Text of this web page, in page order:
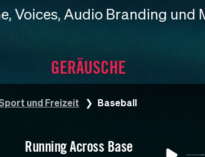
Voices, Audio Branding und
GERÄUSCHE
und Freizeit Baseball
Running Across Base